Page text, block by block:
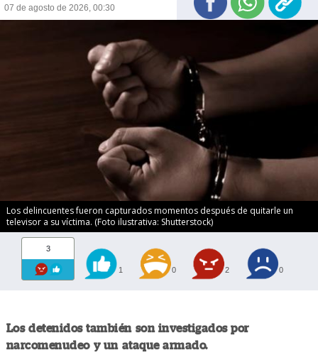
07 de agosto de 2026, 00:30
Los delincuentes fueron capturados momentos después de quitarle un
televisor a su víctima. (Foto ilustrativa: Shutterstock)
3
1 0 2 0
Los detenidos también son investigados por
narcomenudeo y un ataque armado.